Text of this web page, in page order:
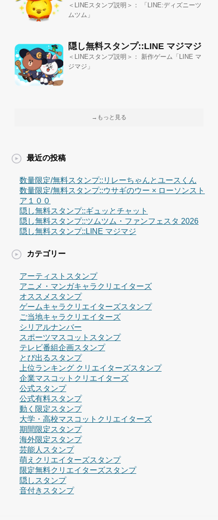
＜LINEスタンプ説明＞： 「LINE:ディズニーツ
ムツム」
隠し無料スタンプ::LINE マジマジ
＜LINEスタンプ説明＞： 新作ゲーム「LINE マ
ジマジ」
→もっと見る
最近の投稿
数量限定/無料スタンプ::リレーちゃんとユースくん
数量限定/無料スタンプ::ウサギのウー × ローソンスト
ア１００
隠し無料スタンプ::ギュッとチャット
隠し無料スタンプ::ツムツム・ファンフェスタ 2026
隠し無料スタンプ::LINE マジマジ
カテゴリー
アーティストスタンプ
アニメ・マンガキャラクリエイターズ
オススメスタンプ
ゲームキャラクリエイターズスタンプ
ご当地キャラクリエイターズ
シリアルナンバー
スポーツマスコットスタンプ
テレビ番組企画スタンプ
とび出るスタンプ
上位ランキング クリエイターズスタンプ
企業マスコットクリエイターズ
公式スタンプ
公式有料スタンプ
動く限定スタンプ
大学・高校マスコットクリエイターズ
期間限定スタンプ
海外限定スタンプ
芸能人スタンプ
萌えクリエイターズスタンプ
限定無料クリエイターズスタンプ
隠しスタンプ
音付きスタンプ